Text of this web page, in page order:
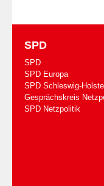
SPD
SPD
SPD Europa
SPD Schleswig-
Gesprächskreis
SPD Netzpolitik